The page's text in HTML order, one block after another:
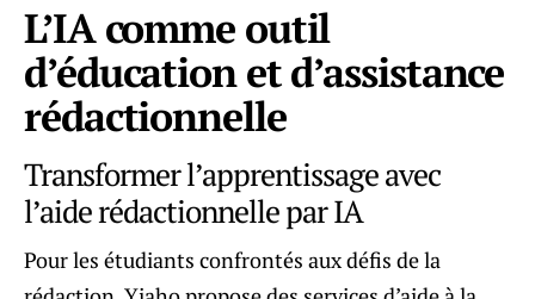
L’IA comme outil
d’éducation et d’assistance
rédactionnelle
Transformer l’apprentissage avec
l’aide rédactionnelle par IA
Pour les étudiants confrontés aux défis de la